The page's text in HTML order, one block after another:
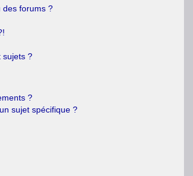
des forums ?
sujets ?
?
sujet spécifique ?